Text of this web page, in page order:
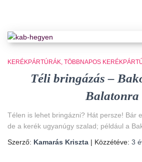
KERÉKPÁRTÚRÁK TÖBBNAPOS
Téli bringázás –
Balatonra
Télen is lehet bringázni? Hát persze! Bár
de a kerék ugyanúgy szalad; például a
Szerző: Kamarás Kriszta | Közzétéve: 3